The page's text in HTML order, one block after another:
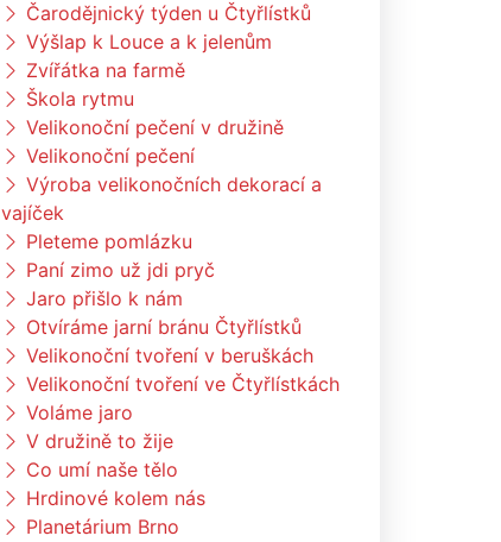
Čarodějnický týden u Čtyřlístků
Výšlap k Louce a k jelenům
Zvířátka na farmě
Škola rytmu
Velikonoční pečení v družině
Velikonoční pečení
Výroba velikonočních dekorací a
vajíček
Pleteme pomlázku
Paní zimo už jdi pryč
Jaro přišlo k nám
Otvíráme jarní bránu Čtyřlístků
Velikonoční tvoření v beruškách
Velikonoční tvoření ve Čtyřlístkách
Voláme jaro
V družině to žije
Co umí naše tělo
Hrdinové kolem nás
Planetárium Brno